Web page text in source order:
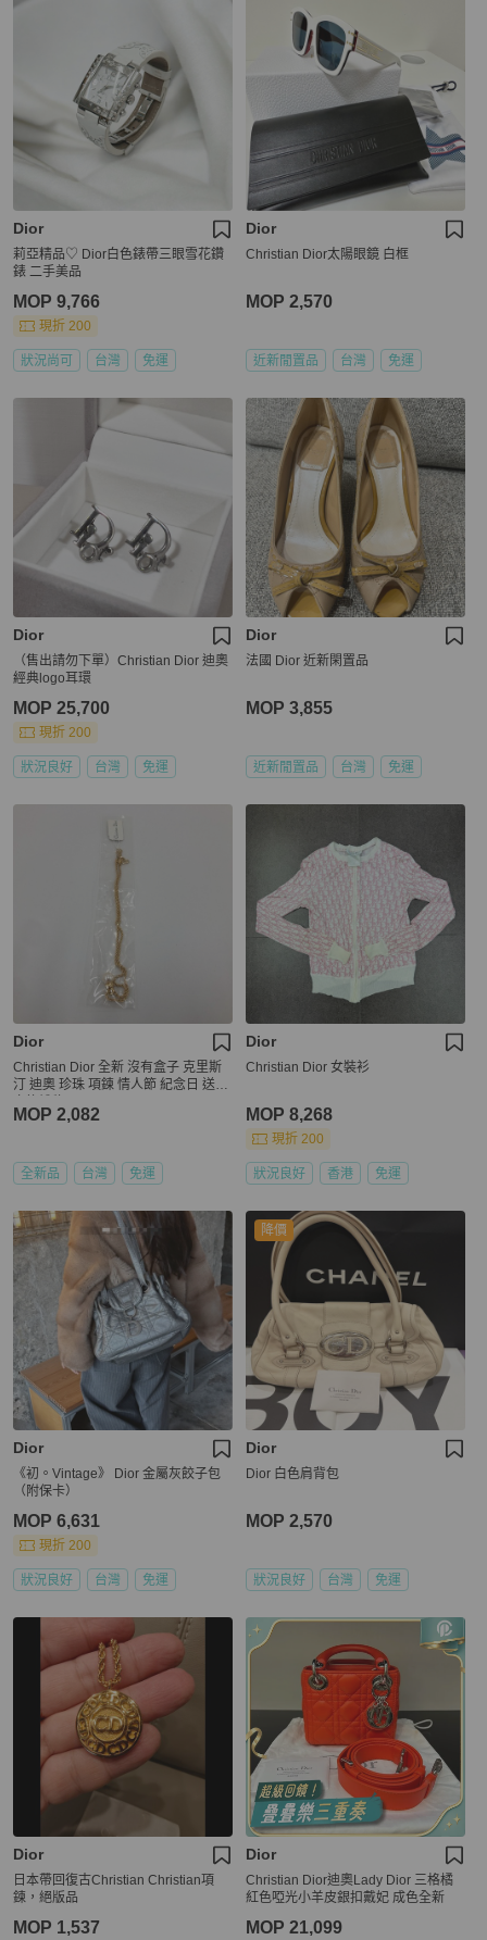
Dior
莉亞精品♡ Dior白色錶帶三眼雪花鑽
錶 二手美品
MOP 9,766
現折 200
狀況尚可 台灣 免運
Dior
Christian Dior太陽眼鏡 白框
MOP 2,570
近新閒置品 台灣 免運
Dior
（售出請勿下單）Christian Dior 迪奧
經典logo耳環
MOP 25,700
現折 200
狀況良好 台灣 免運
Dior
法國 Dior 近新閑置品
MOP 3,855
近新閒置品 台灣 免運
Dior
Christian Dior 全新 沒有盒子 克里斯
汀 迪奧 珍珠 項鍊 情人節 紀念日 送禮
MOP 2,082
全新品 台灣 免運
Dior
Christian Dior 女裝衫
MOP 8,268
現折 200
狀況良好 香港 免運
Dior
《初。Vintage》 Dior 金屬灰餃子包
（附保卡）
MOP 6,631
現折 200
狀況良好 台灣 免運
降價
Dior
Dior 白色肩背包
MOP 2,570
狀況良好 台灣 免運
Dior
日本帶回復古Christian Christian項
鍊，絕版品
MOP 1,537
Dior
Christian Dior迪奧Lady Dior 三格橘
紅色啞光小羊皮銀扣戴妃 成色全新
MOP 21,099